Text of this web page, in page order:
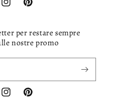
InstagramPinterest
per restare sempre
nostre promo
InstagramPinterest